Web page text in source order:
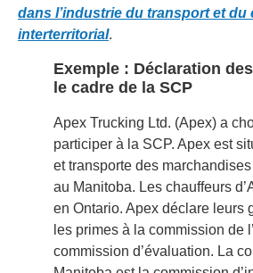
dans l’industrie du transport et du
interterritorial.
Exemple : Déclaration
le cadre de la SCP
Apex Trucking Ltd. (Apex) a
participer à la SCP. Apex est
et transporte des marchandises
au Manitoba. Les chauffeurs
en Ontario. Apex déclare leurs
les primes à la commission de
commission d’évaluation. La